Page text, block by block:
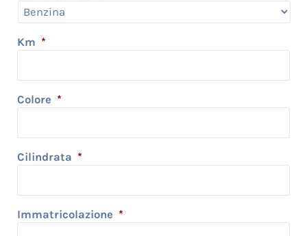
Km *
Colore *
Cilindrata *
Immatricolazione *